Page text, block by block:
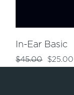
In-Ear Basic
$45.00 $25.00